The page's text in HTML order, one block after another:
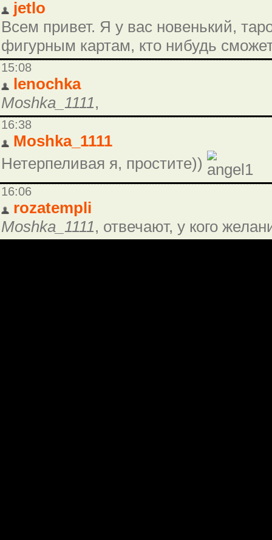
jetlo
Всем привет. Я у вас новенький,
фигурным картам, кто нибудь
15:08
lenochka
Moshka_1111,
16:38
Moshka_1111
Нетерпеливая я, простите))
16:06
rozatempli
Moshka_1111, отвечают, у кого